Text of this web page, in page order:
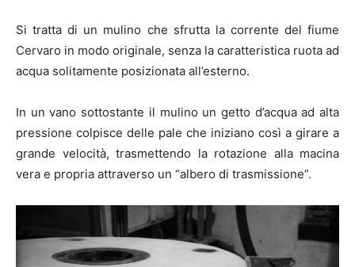
Si tratta di un mulino che sfrutta la corrente del fiume
Cervaro in modo originale, senza la caratteristica ruota ad
acqua solitamente posizionata all’esterno.
In un vano sottostante il mulino un getto d’acqua ad alta
pressione colpisce delle pale che iniziano così a girare a
grande velocità, trasmettendo la rotazione alla macina
vera e propria attraverso un “albero di trasmissione”.